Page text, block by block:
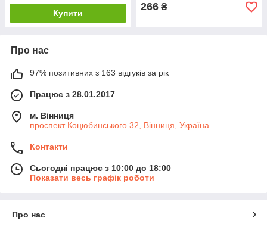
Купити
266 ₴
Про нас
97% позитивних з 163 відгуків за рік
Працює з 28.01.2017
м. Вінниця
проспект Коцюбинського 32, Вінниця, Україна
Контакти
Сьогодні працює з 10:00 до 18:00
Показати весь графік роботи
Про нас